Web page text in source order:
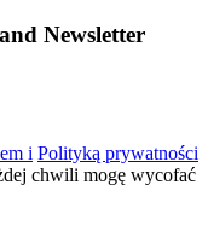
Newsletter
i Polityką prywatności
chwili mogę wycofać